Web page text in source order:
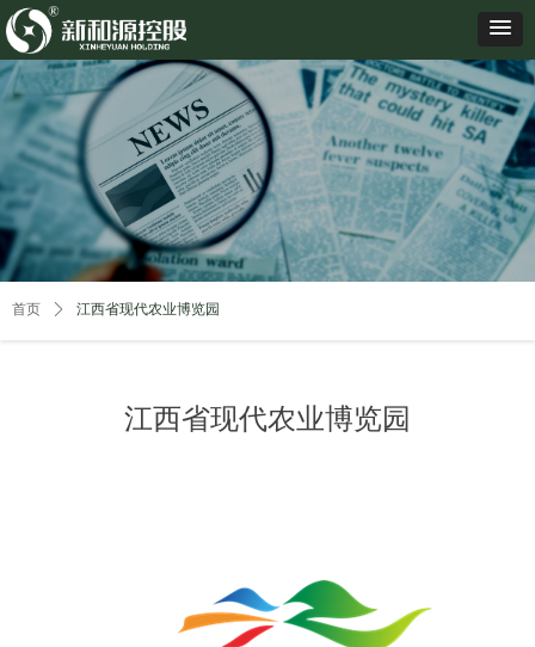
江西省现代农业博览园
首页 ꄲ 江西省现代农业博览园